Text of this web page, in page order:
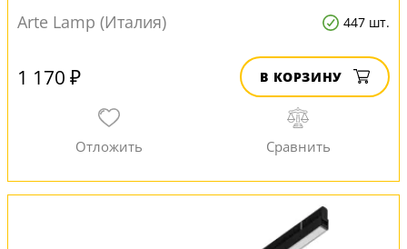
Arte Lamp (Италия)
447 шт.
1 170 ₽ В КОРЗИНУ